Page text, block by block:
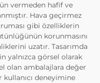
vermeden hafif ve
Hava geçirmez
gibi özelliklerin
korunmasını
uzatır. Tasarımda
yalnızca görsel olarak
olan ambalajlara değer
deneyimine